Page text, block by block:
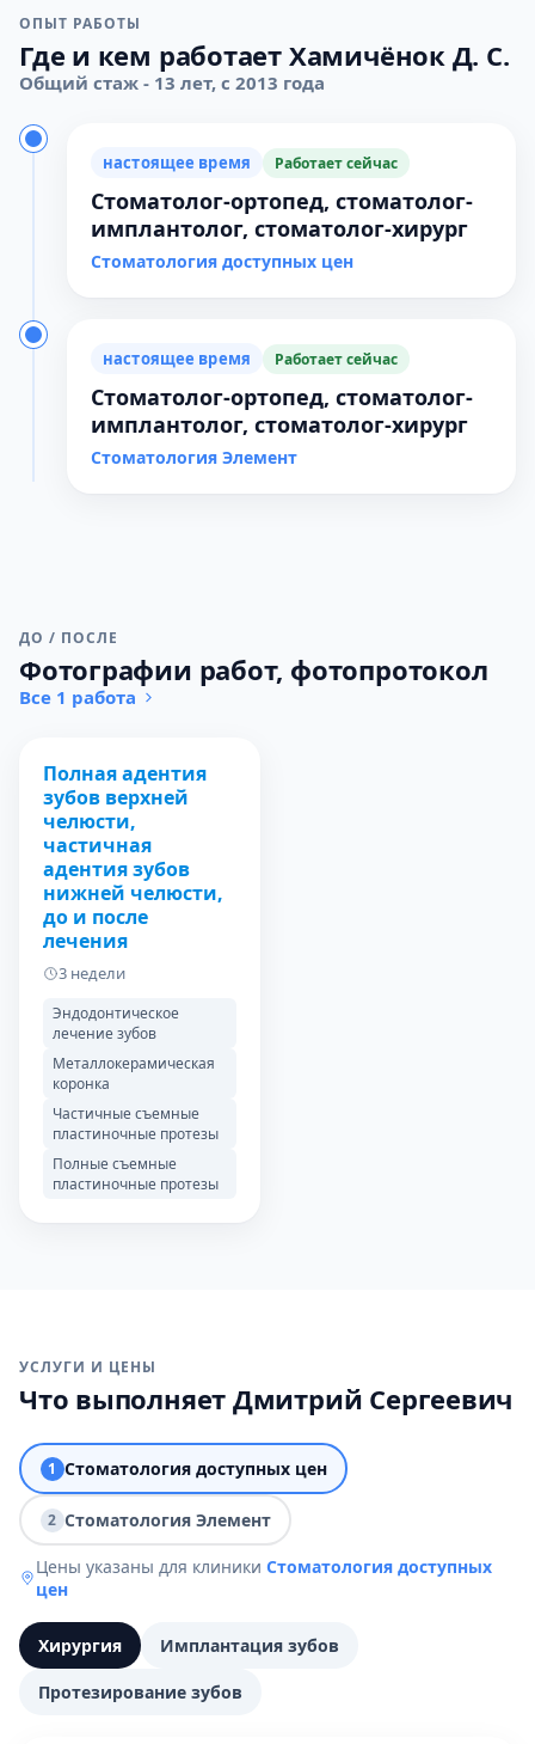
ОПЫТ РАБОТЫ
Где и кем работает Хамичёнок Д. С.
Общий стаж - 13 лет, с 2013 года
настоящее время Работает сейчас
Стоматолог-ортопед, стоматолог-
имплантолог, стоматолог-хирург
Стоматология доступных цен
настоящее время Работает сейчас
Стоматолог-ортопед, стоматолог-
имплантолог, стоматолог-хирург
Стоматология Элемент
ДО / ПОСЛЕ
Фотографии работ, фотопротокол
Все 1 работа
ДО ПОСЛЕ
Полная адентия
зубов верхней
челюсти,
частичная
адентия зубов
нижней челюсти,
до и после
лечения
3 недели
Эндодонтическое
лечение зубов
Металлокерамическая
коронка
Частичные съемные
пластиночные протезы
Полные съемные
пластиночные протезы
УСЛУГИ И ЦЕНЫ
Что выполняет Дмитрий Сергеевич
1 Стоматология доступных цен
2 Стоматология Элемент
Цены указаны для клиники Стоматология доступных
цен
Хирургия Имплантация зубов
Протезирование зубов